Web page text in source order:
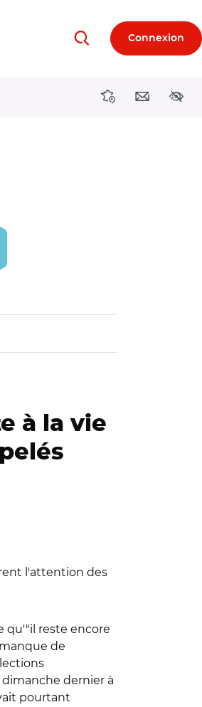
RechercherConnexion
DirectionsContact
à la vie
l'attention des
qu'"il reste encore
de
dernier à
pourtant